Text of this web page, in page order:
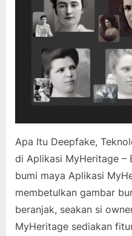
Apa Itu Deepfake,
di Aplikasi MyHeritage –
bumi maya Aplikasi
membetulkan gambar
beranjak, seakan si
MyHeritage sediakan